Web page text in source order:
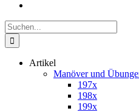
Suche
nach:
Artikel
Manöver und
197x
198x
199x